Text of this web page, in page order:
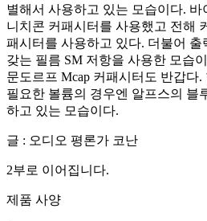
별해서 사용하고 있는 모습이다. 바
니치콘 커패시터를 사용했고 전해
패시터를 사용하고 있다. 더불어
갖는 필름 SM 저항을 사용한 모습
문도르프 Mcap 커패시터도 반갑다.
필요한 볼륨의 경우엔 알프스의 블
하고 있는 모습이다.
글 : 오디오 평론가 코난
2부로 이어집니다.
제품 사양